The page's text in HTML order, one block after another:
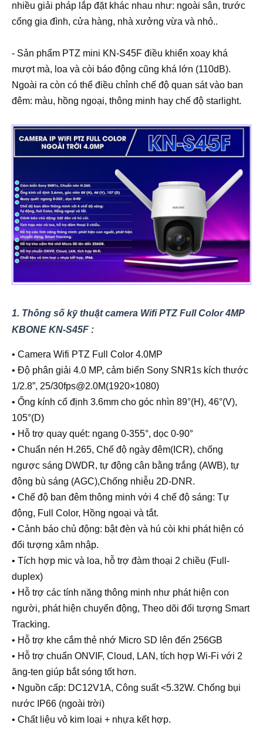
nhiều giải pháp lắp đặt khác nhau như: ngoài sân, trước
cổng gia đình, cửa hàng, nhà xưởng vừa và nhỏ..
- Sản phẩm PTZ mini KN-S45F điều khiển xoay khá
mượt mà, loa và còi báo động cũng khá lớn (110dB).
Ngoài ra còn có thể điều chỉnh chế độ quan sát vào ban
đêm: màu, hồng ngoại, thông minh hay chế độ starlight.
1. Thông số kỹ thuật camera Wifi PTZ Full Color 4MP
KBONE KN-S45F :
• Camera Wifi PTZ Full Color 4.0MP
• Độ phân giải 4.0 MP, cảm biến Sony SNR1s kích thước
1/2.8”, 25/30fps@2.0M(1920×1080)
• Ống kính cố định 3.6mm cho góc nhìn 89°(H), 46°(V),
105°(D)
• Hỗ trợ quay quét: ngang 0-355°, dọc 0-90°
• Chuẩn nén H.265, Chế độ ngày đêm(ICR), chống
ngược sáng DWDR, tự động cân bằng trắng (AWB), tự
động bù sáng (AGC),Chống nhiễu 2D-DNR.
• Chế độ ban đêm thông minh với 4 chế độ sáng: Tự
động, Full Color, Hồng ngoại và tắt.
• Cảnh báo chủ động: bật đèn và hú còi khi phát hiện có
đối tượng xâm nhập.
• Tích hợp mic và loa, hỗ trợ đàm thoại 2 chiều (Full-
duplex)
• Hỗ trợ các tính năng thông minh như phát hiện con
người, phát hiện chuyển động, Theo dõi đối tượng Smart
Tracking.
• Hỗ trợ khe cắm thẻ nhớ Micro SD lên đến 256GB
• Hỗ trợ chuẩn ONVIF, Cloud, LAN, tích hợp Wi-Fi với 2
ăng-ten giúp bắt sóng tốt hơn.
• Nguồn cấp: DC12V1A, Công suất <5.32W. Chống bụi
nước IP66 (ngoài trời)
• Chất liệu vỏ kim loại + nhựa kết hợp.